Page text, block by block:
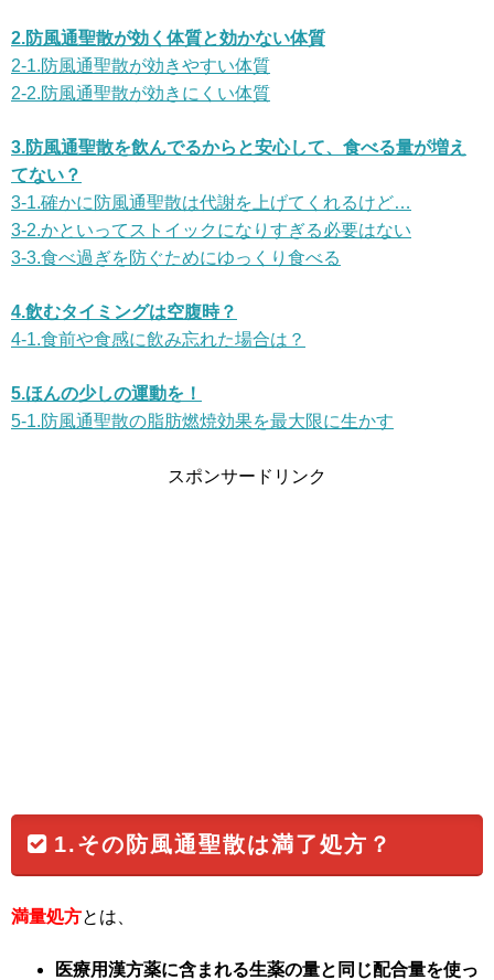
2.防風通聖散が効く体質と効かない体質
2-1.防風通聖散が効きやすい体質
2-2.防風通聖散が効きにくい体質
3.防風通聖散を飲んでるからと安心して、食べる量が増え
てない？
3-1.確かに防風通聖散は代謝を上げてくれるけど…
3-2.かといってストイックになりすぎる必要はない
3-3.食べ過ぎを防ぐためにゆっくり食べる
4.飲むタイミングは空腹時？
4-1.食前や食感に飲み忘れた場合は？
5.ほんの少しの運動を！
5-1.防風通聖散の脂肪燃焼効果を最大限に生かす
スポンサードリンク
1.その防風通聖散は満了処方？
満量処方とは、
医療用漢方薬に含まれる生薬の量と同じ配合量を使っ